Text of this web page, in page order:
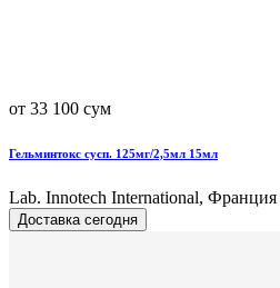
от 33 100 сум
Гельминтокс сусп. 125мг/2,5мл 15мл
Lab. Innotech International, Франция
Доставка сегодня